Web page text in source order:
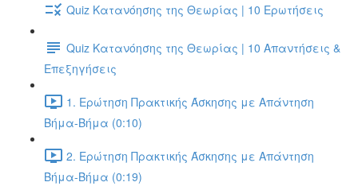
Quiz Κατανόησης της Θεωρίας | 10 Ερωτήσεις
Quiz Κατανόησης της Θεωρίας | 10 Απαντήσεις &
Επεξηγήσεις
1. Ερώτηση Πρακτικής Άσκησης με Απάντηση
Βήμα-Βήμα (0:10)
2. Ερώτηση Πρακτικής Άσκησης με Απάντηση
Βήμα-Βήμα (0:19)